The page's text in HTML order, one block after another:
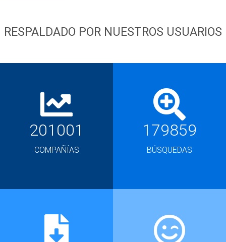
RESPALDADO POR NUESTROS USUARIOS
201001
COMPAÑÍAS
179859
BÚSQUEDAS